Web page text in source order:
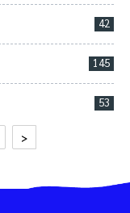
42
145
53
>